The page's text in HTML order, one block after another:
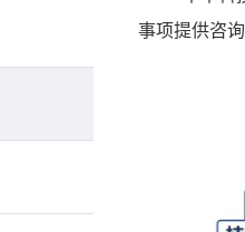
事项提供咨